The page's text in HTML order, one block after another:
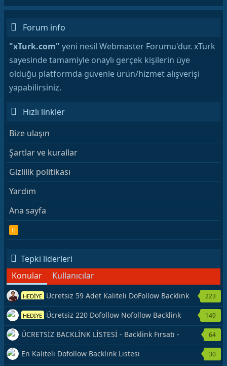
Forum info
"xTurk.com" yeni nesil Webmaster Forumu'dur. xTurk
sayesinde tamamiyle onaylı gerçek kişilerin üye
olduğu platformda güvenle ürün/hizmet alışverişi
yapabilirsiniz.
Hızlı linkler
Bize ulaşın
Şartlar ve kurallar
Gizlilik politikası
Yardım
Ana sayfa
S
Tepki liderleri
Konular
Kullanıcılar
HEDİYE Ücretsiz 59 Adet Kaliteli DoFollow Backlink
Kaynağı Veriyorum.
223
HEDİYE Ücretsiz 220 Dofollow Nofollow Backlink
Veriyorum
149
ÜCRETSİZ BACKLİNK LİSTESİ - Backlink Fırsatı -
Hemen Yetiş!
64
En Kaliteli Dofollow Backlink Listesi 30